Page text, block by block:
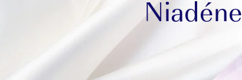
Niadéne